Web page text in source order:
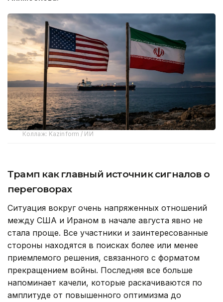
Коллаж: Kazinform / ИИ
Трамп как главный источник сигналов о
переговорах
Ситуация вокруг очень напряженных отношений
между США и Ираном в начале августа явно не
стала проще. Все участники и заинтересованные
стороны находятся в поисках более или менее
приемлемого решения, связанного с форматом
прекращением войны. Последняя все больше
напоминает качели, которые раскачиваются по
амплитуде от повышенного оптимизма до